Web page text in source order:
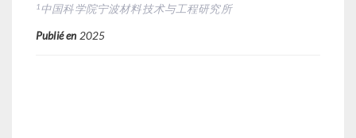
1中国科学院宁波材料技术与工程研究所
Publié en 2025